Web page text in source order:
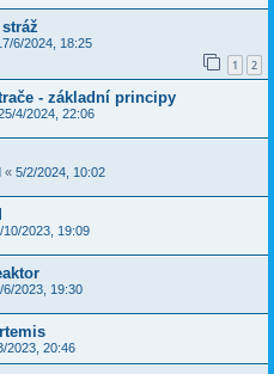
6/2024, 18:25
1 2
- základní principy
4/2024, 22:06
« 5/2/2024, 10:02
10/2023, 19:09
6/2023, 19:30
2023, 20:46